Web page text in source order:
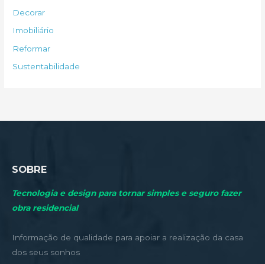
p
o
r
Decorar
Imobiliário
Reformar
Sustentabilidade
SOBRE
Tecnologia e design para tornar simples e seguro fazer
obra residencial
Informação de qualidade para apoiar a realização da casa
dos seus sonhos